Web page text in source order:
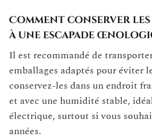
Comment conserver les
à une escapade
Il est recommandé de
emballages adaptés pour éviter
conservez-les dans un endroit
et avec une humidité stable,
électrique, surtout si vous
années.